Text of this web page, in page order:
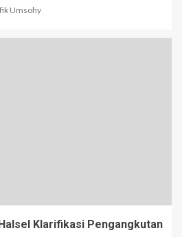
Umsohy
Klarifikasi Pengangkutan